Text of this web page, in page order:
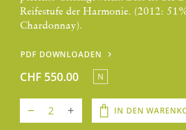
Reifestufe der Harmonie. (2012:
Chardonnay).
PDF DOWNLOADEN
CHF 550.00 N
IN DEN